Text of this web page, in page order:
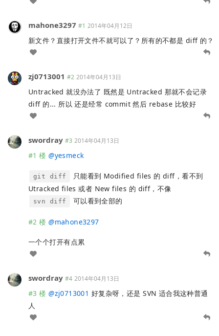
mahone3297 #1 2014年04月12日
新文件？直接打开文件不就可以了？所有的不都是 diff 的？
zj0713001 #2 2014年04月13日
Untracked 就没办法了 既然是 Untracked 那就不会记录
diff 的... 所以 还是经常 commit 然后 rebase 比较好
swordray #3 2014年04月13日
#1 楼 @yesmeck
git diff
只能看到 Modified files 的 diff，看不到
Utracked files 或者 New files 的 diff，不像
svn diff 可以看到全部的
#2 楼 @mahone3297
一个个打开有点累
swordray #4 2014年04月13日
#3 楼 @zj0713001 好复杂呀，还是 SVN 适合我这种普通
人